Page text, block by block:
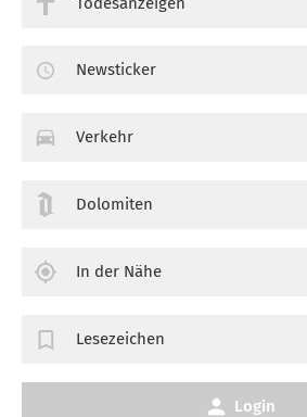
Newsticker
Verkehr
Dolomiten
In der Nähe
Lesezeichen
Login